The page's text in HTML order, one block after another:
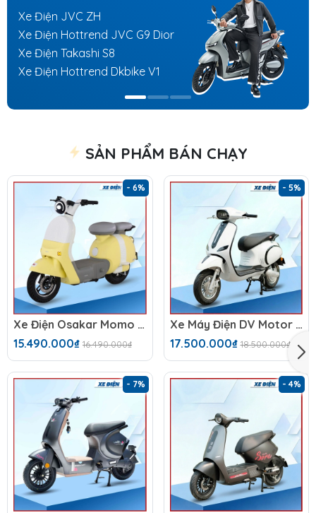
Xe Điện JVC ZH
Xe Điện Hottrend JVC G9 Dior
Xe Điện Takashi S8
Xe Điện Hottrend Dkbike V1
SẢN PHẨM BÁN CHẠY
- 6%
Xe Điện Osakar Momo (48V-23Ah)
15.490.000₫ 16.490.000₫
- 5%
Xe Máy Điện DV Motor Takashi NozaX (60V-23A) 5 Bình
17.500.000₫ 18.500.000₫
- 7% - 4%